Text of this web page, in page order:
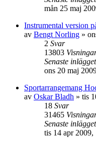
mån 25 maj
Instrumental version
av Bengt Norling »
2 Svar
13803
Senaste inlägget
ons 20 maj
Sportarrangemang
av Oskar Bladh » tis
18 Svar
31465
Senaste inlägget
tis 14 apr 2009,